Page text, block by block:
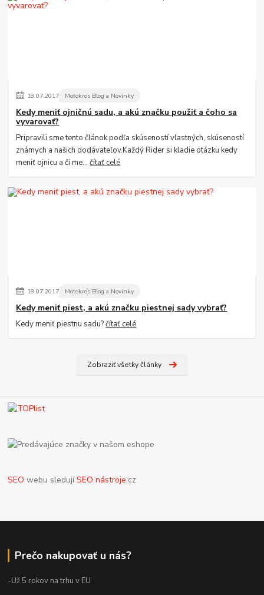
18.07.2017 Motokros Blog a Novinky
Kedy meniť ojničnú sadu, a akú značku použiť a čoho sa
vyvarovať?
Pripravili sme tento článok podľa skúseností vlastných, skúseností
známych a našich dodávateľov.Každý Rider si kladie otázku kedy
meniť ojnicu a či me...čítať celé
18.07.2017 Motokros Blog a Novinky
Kedy meniť piest, a akú značku piestnej sady vybrať?
Kedy meniť piestnu sadu?čítať celé
Zobraziť všetky články
SEO webu sledujíSEO nástroje.cz
Prečo nakupovať u nás?
-Už 5 rokov na trhu v EU